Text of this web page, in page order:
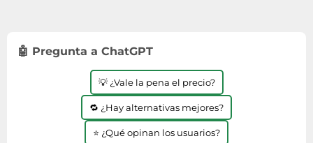
🤖 Pregunta a ChatGPT
💡 ¿Vale la pena el precio?
🔁 ¿Hay alternativas mejores?
⭐ ¿Qué opinan los usuarios?